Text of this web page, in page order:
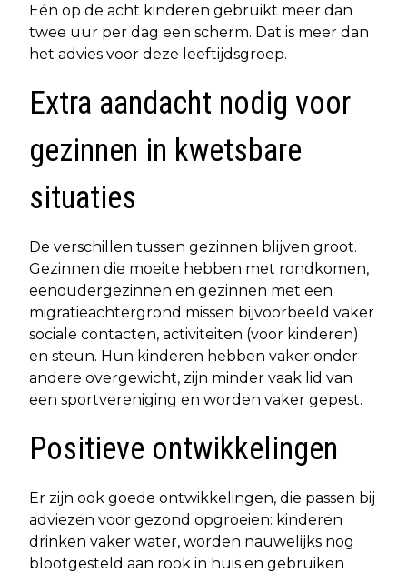
Eén op de acht kinderen gebruikt meer dan
twee uur per dag een scherm. Dat is meer dan
het advies voor deze leeftijdsgroep.
Extra aandacht nodig voor
gezinnen in kwetsbare
situaties
De verschillen tussen gezinnen blijven groot.
Gezinnen die moeite hebben met rondkomen,
eenoudergezinnen en gezinnen met een
migratieachtergrond missen bijvoorbeeld vaker
sociale contacten, activiteiten (voor kinderen)
en steun. Hun kinderen hebben vaker onder
andere overgewicht, zijn minder vaak lid van
een sportvereniging en worden vaker gepest.
Positieve ontwikkelingen
Er zijn ook goede ontwikkelingen, die passen bij
adviezen voor gezond opgroeien: kinderen
drinken vaker water, worden nauwelijks nog
blootgesteld aan rook in huis en gebruiken